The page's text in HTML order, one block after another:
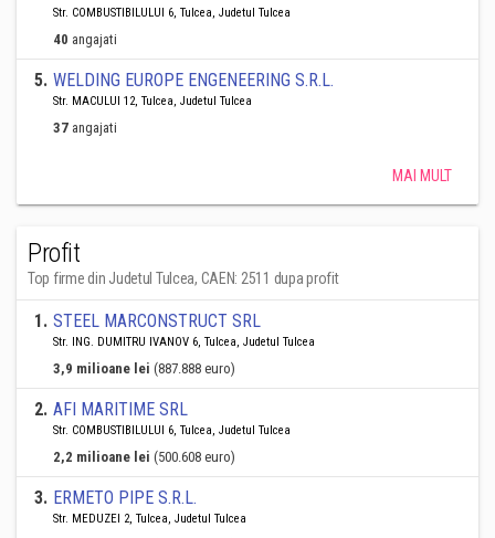
Str. COMBUSTIBILULUI 6, Tulcea, Judetul Tulcea
40 angajati
5. WELDING EUROPE ENGENEERING S.R.L.
Str. MACULUI 12, Tulcea, Judetul Tulcea
37 angajati
MAI MULT
Profit
Top firme din Judetul Tulcea, CAEN: 2511 dupa profit
1. STEEL MARCONSTRUCT SRL
Str. ING. DUMITRU IVANOV 6, Tulcea, Judetul Tulcea
3,9 milioane lei (887.888 euro)
2. AFI MARITIME SRL
Str. COMBUSTIBILULUI 6, Tulcea, Judetul Tulcea
2,2 milioane lei (500.608 euro)
3. ERMETO PIPE S.R.L.
Str. MEDUZEI 2, Tulcea, Judetul Tulcea